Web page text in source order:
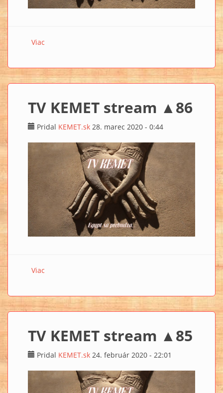
Viac
TV KEMET stream ▲86
Pridal KEMET.sk 28. marec 2020 - 0:44
Viac
TV KEMET stream ▲85
Pridal KEMET.sk 24. február 2020 - 22:01